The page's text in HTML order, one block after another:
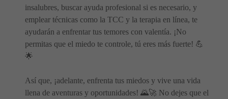
insalubres, buscar ayuda profesional si es necesario, y
emplear técnicas como la TCC y la terapia en línea, te
ayudarán a enfrentar tus temores con valentía. ¡No
permitas que el miedo te controle, tú eres más fuerte! 💪
🌟
Así que, ¡adelante, enfrenta tus miedos y vive una vida
llena de aventuras y oportunidades! 🌄🚀 No dejes que el